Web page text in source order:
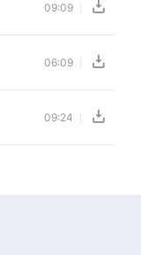
09:09
06:09
09:24